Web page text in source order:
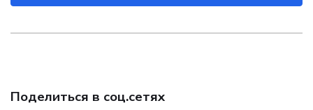
Поделиться в соц.сетях